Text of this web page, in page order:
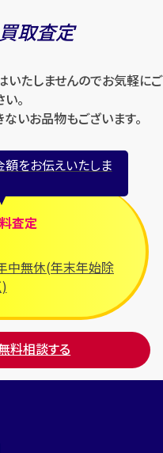
取査定
たしませんのでお気軽にご
。
いお品物もございます。
額をお伝えいたしま
査定
中無休(年末年始除
)
料相談する